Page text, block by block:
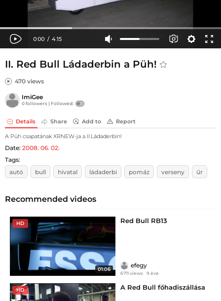
II. Red Bull Ládaderbin a Püh!
470 views
ImiGee
0 followers | Followed:
Details Share Add to Report
A Püh csapatának XRNEW-ja a II.Ládaderbin!
Date: 2008. 06. 02.
Tags:
autó
bull hivatal ládaderbi pomáz verseny űr
Recommended videos
HD
01:06
Red Bull RB13
efegy
6711 views 9 éve
HD A Red Bull főhadiszállása